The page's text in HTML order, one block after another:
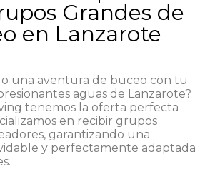
Grandes de
en Lanzarote
una aventura de buceo con tu
aguas de Lanzarote?
tenemos la oferta perfecta
en recibir grupos
garantizando una
y perfectamente adaptada